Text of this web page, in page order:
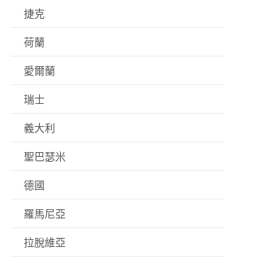
捷克
荷蘭
愛爾蘭
瑞士
義大利
聖巴瑟米
德國
羅馬尼亞
拉脫維亞